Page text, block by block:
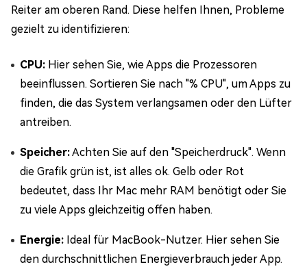
Reiter am oberen Rand. Diese helfen Ihnen, Probleme
gezielt zu identifizieren:
CPU: Hier sehen Sie, wie Apps die Prozessoren
beeinflussen. Sortieren Sie nach "% CPU", um Apps zu
finden, die das System verlangsamen oder den Lüfter
antreiben.
Speicher:Achten Sie auf den "Speicherdruck". Wenn
die Grafik grün ist, ist alles ok. Gelb oder Rot
bedeutet, dass Ihr Mac mehr RAM benötigt oder Sie
zu viele Apps gleichzeitig offen haben.
Energie: Ideal für MacBook-Nutzer. Hier sehen Sie
den durchschnittlichen Energieverbrauch jeder App.